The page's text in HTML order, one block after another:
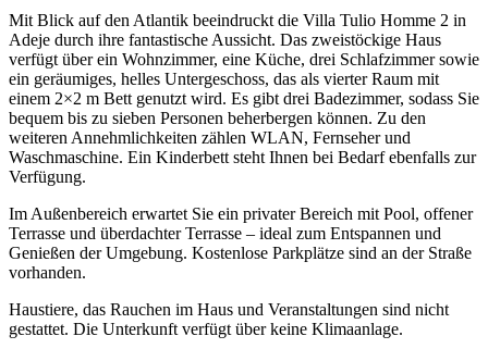
Mit Blick auf den Atlantik beeindruckt die Villa Tulio Homme 2 in
Adeje durch ihre fantastische Aussicht. Das zweistöckige Haus
verfügt über ein Wohnzimmer, eine Küche, drei Schlafzimmer sowie
ein geräumiges, helles Untergeschoss, das als vierter Raum mit
einem 2×2 m Bett genutzt wird. Es gibt drei Badezimmer, sodass Sie
bequem bis zu sieben Personen beherbergen können. Zu den
weiteren Annehmlichkeiten zählen WLAN, Fernseher und
Waschmaschine. Ein Kinderbett steht Ihnen bei Bedarf ebenfalls zur
Verfügung.
Im Außenbereich erwartet Sie ein privater Bereich mit Pool, offener
Terrasse und überdachter Terrasse – ideal zum Entspannen und
Genießen der Umgebung. Kostenlose Parkplätze sind an der Straße
vorhanden.
Haustiere, das Rauchen im Haus und Veranstaltungen sind nicht
gestattet. Die Unterkunft verfügt über keine Klimaanlage.